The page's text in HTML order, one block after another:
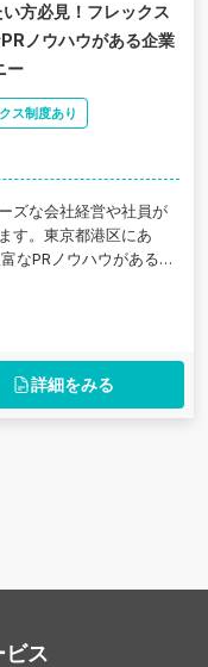
方必見！フレックス
ノウハウがある企業
ー
ス制度あり
ズな会社経営や社員が
す。東京都港区にあ
なPRノウハウがある企
の求人です。
詳細をみる
ビス